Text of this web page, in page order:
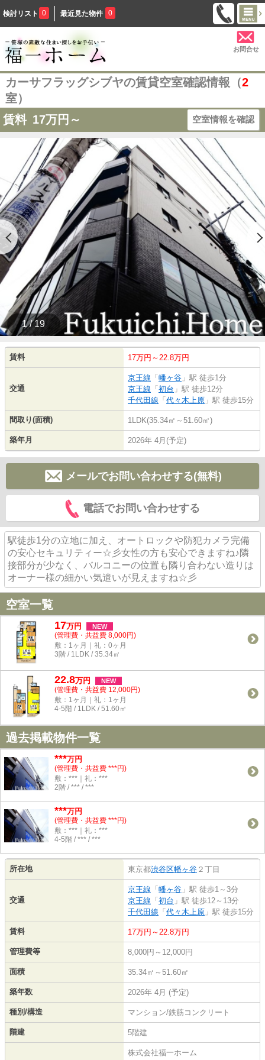
検討リスト 0 最近見た物件 0
お問合せ
カーサフラッグシブヤの賃貸空室確認情報（2
室）
賃料 17万円～ 空室情報を確認
1 / 19
賃料 17万円～22.8万円
交通
京王線 「 幡ヶ谷 」駅 徒歩1分
京王線 「 初台 」駅 徒歩12分
千代田線 「 代々木上原 」駅 徒歩15分
間取り(面積) 1LDK(35.34㎡～51.60㎡)
築年月 2026年 4月(予定)
メールでお問い合わせする(無料)
電話でお問い合わせする
駅徒歩1分の立地に加え、オートロックや防犯カメラ完備
の安心セキュリティー☆彡女性の方も安心できますね♪隣
接部分が少なく、バルコニーの位置も隣り合わない造りは
オーナー様の細かい気遣いが見えますね☆彡
空室一覧
17万円 NEW
(管理費・共益費 8,000円)
敷：1ヶ月｜礼：0ヶ月
3階 / 1LDK / 35.34㎡
22.8万円 NEW
(管理費・共益費 12,000円)
敷：1ヶ月｜礼：1ヶ月
4-5階 / 1LDK / 51.60㎡
過去掲載物件一覧
***万円
(管理費・共益費 ***円)
敷：***｜礼：***
2階 / *** / ***
***万円
(管理費・共益費 ***円)
敷：***｜礼：***
4-5階 / *** / ***
所在地 東京都渋谷区幡ヶ谷 ２丁目
交通
京王線 「 幡ヶ谷 」駅 徒歩1～3分
京王線 「 初台 」駅 徒歩12～13分
千代田線 「 代々木上原 」駅 徒歩15分
賃料 17万円～22.8万円
管理費等 8,000円～12,000円
面積 35.34㎡～51.60㎡
築年数 2026年 4月 (予定)
種別/構造 マンション/鉄筋コンクリート
階建 5階建
株式会社福一ホーム